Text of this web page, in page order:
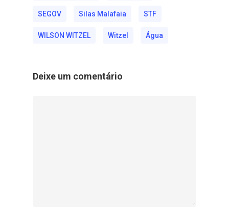
SEGOV Silas Malafaia STF
WILSON WITZEL Witzel Água
Deixe um comentário